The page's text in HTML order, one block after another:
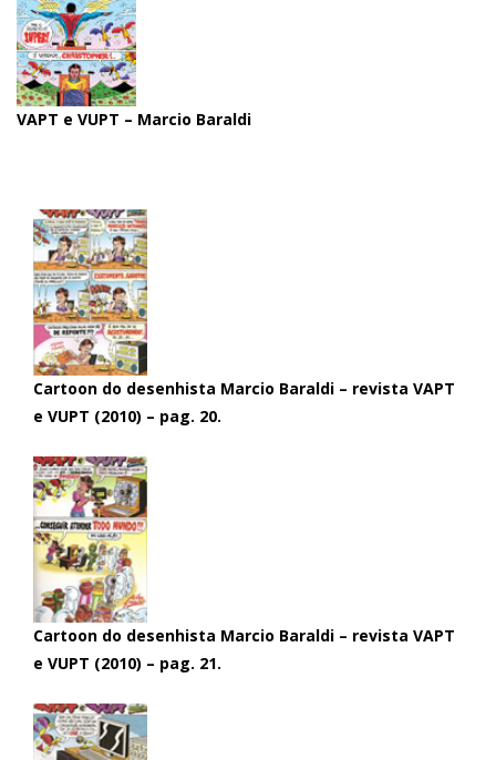
VAPT e VUPT – Marcio Baraldi
Cartoon do desenhista Marcio Baraldi – revista VAPT
e VUPT (2010) – pag. 20.
Cartoon do desenhista Marcio Baraldi – revista VAPT
e VUPT (2010) – pag. 21.